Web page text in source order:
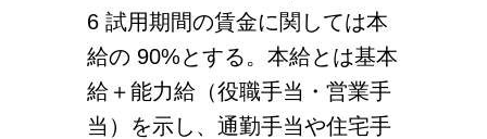
6 試用期間の賃金に関しては本
給の 90%とする。本給とは基本
給＋能力給（役職手当・営業手
当）を示し、通勤手当や住宅手